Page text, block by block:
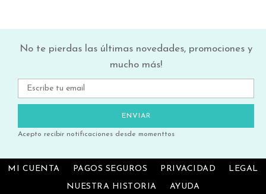
No te pierdas las últimas novedades, promociones y
mucho más!
Acepto recibir notificaciones desde momenttos
MI CUENTA PAGOS SEGUROS PRIVACIDAD
LEGAL
NUESTRA HISTORIA
AYUDA